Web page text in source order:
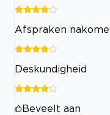
Afspraken
Deskundigheid
Beveelt aan